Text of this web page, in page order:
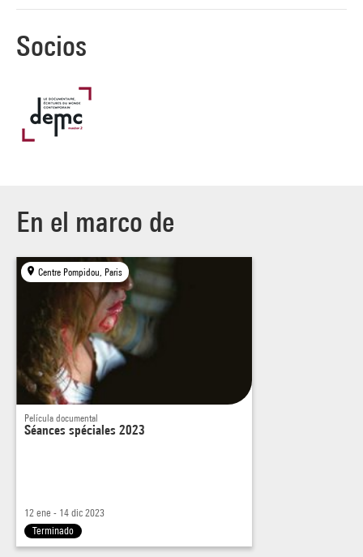
Socios
En el marco de
Centre Pompidou, Paris
Película documental
Séances spéciales 2023
12 ene - 14 dic 2023
Terminado